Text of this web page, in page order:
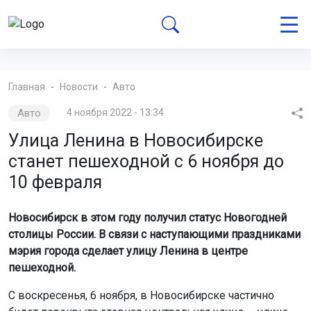
Главная Новости Авто
Авто 4 ноября 2022 - 13:34
Улица Ленина в Новосибирске
станет пешеходной с 6 ноября до
10 февраля
Новосибирск в этом году получил статус Новогодней
столицы России. В связи с наступающими праздниками
мэрия города сделает улицу Ленина в центре
пешеходной.
С воскресенья, 6 ноября, в Новосибирске частично